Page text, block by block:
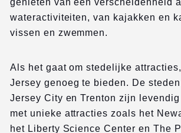
genieten van een verscheidenheid
wateractiviteiten, van kajakken en
vissen en zwemmen.
Als het gaat om stedelijke
Jersey genoeg te bieden. De
Jersey City en Trenton zijn
met unieke attracties zoals het
het Liberty Science Center en The